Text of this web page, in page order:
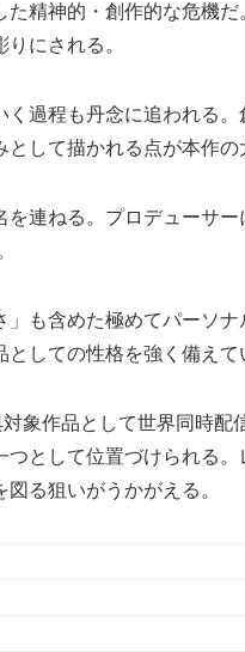
精神的・創作的な危機
にされる。
過程も丹念に追われる
して描かれる点が本作の
連ねる。プロデューサ
も含めた極めてパーソ
しての性格を強く備えて
象作品として世界同時
として位置づけられる
る狙いがうかがえる。